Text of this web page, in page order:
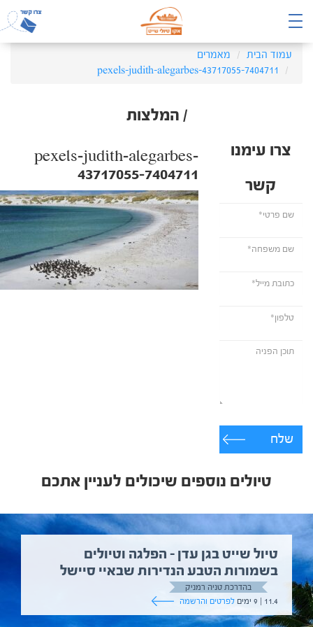
עמוד הבית
מאמרים
pexels-judith-alegarbes-43717055-7404711
/ המלצות
צרו עימנו
קשר
שלח
pexels-judith-alegarbes-
43717055-7404711
טיולים נוספים שיכולים לעניין אתכם
טיול שייט בגן עדן – הפלגה וטיולים
בשמורות הטבע הנדירות שבאיי סיישל
בהדרכת טניה רמניק
11.4 | 9 ימים
לפרטים והרשמה